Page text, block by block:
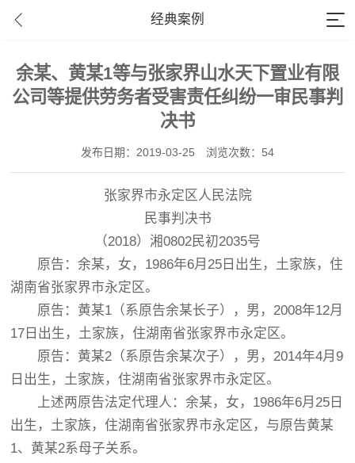
经典案例
余某、黄某1等与张家界山水天下置业有限
公司等提供劳务者受害责任纠纷一审民事判
决书
发布日期：2019-03-25 浏览次数：54
张家界市永定区人民法院
民事判决书
（2018）湘0802民初2035号
原告：余某，女，1986年6月25日出生，土家族，住
湖南省张家界市永定区。
原告：黄某1（系原告余某长子），男，2008年12月
17日出生，土家族，住湖南省张家界市永定区。
原告：黄某2（系原告余某次子），男，2014年4月9
日出生，土家族，住湖南省张家界市永定区。
上述两原告法定代理人：余某，女，1986年6月25日
出生，土家族，住湖南省张家界市永定区，与原告黄某
1、黄某2系母子关系。